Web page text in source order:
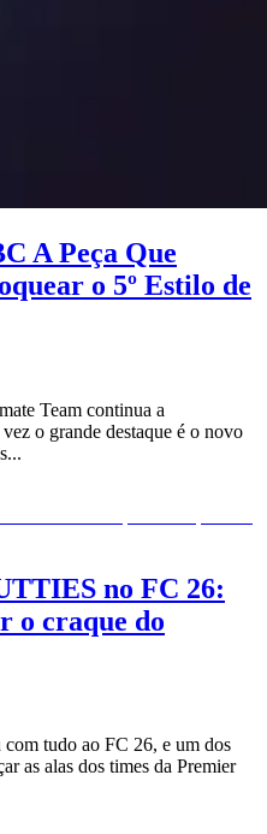
A Peça Que
o 5º Estilo de
Team continua a
o grande destaque é o novo
...
no FC 26:
o craque do
tudo ao FC 26, e um dos
as alas dos times da Premier